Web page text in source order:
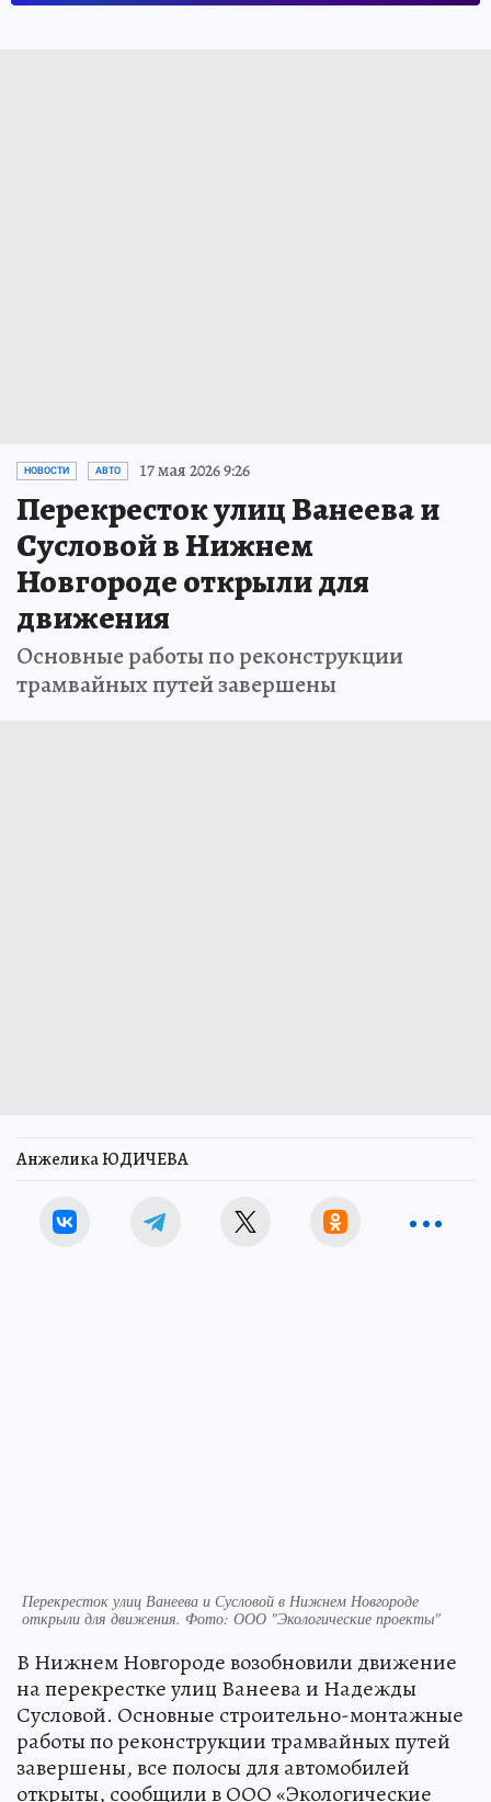
НОВОСТИ АВТО 17 мая 2026 9:26
Перекресток улиц Ванеева и
Сусловой в Нижнем
Новгороде открыли для
движения
Основные работы по реконструкции
трамвайных путей завершены
Анжелика ЮДИЧЕВА
Перекресток улиц Ванеева и Сусловой в Нижнем Новгороде
открыли для движения. Фото: ООО "Экологические проекты"
В Нижнем Новгороде возобновили движение
на перекрестке улиц Ванеева и Надежды
Сусловой. Основные строительно-монтажные
работы по реконструкции трамвайных путей
завершены, все полосы для автомобилей
открыты, сообщили в ООО «Экологические